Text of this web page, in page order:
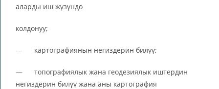
аларды иш жүзүндө
колдонуу;
— картографиянын негиздерин билүү;
— топографиялык жана геодезиялык иштердин
негиздерин билүү жана аны картография